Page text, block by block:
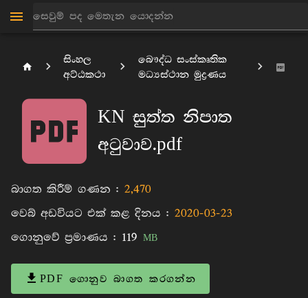
සිංහල
අට්ඨකථා
බෞද්ධ සංස්කෘතික
මධ්‍යස්ථාන මුද්‍රණය
KN සුත්ත නිපාත
අටුවාව.pdf
බාගත කිරීම් ගණන : 2,470
වෙබ් අඩවියට එක් කළ දිනය : 2020-03-23
ගොනුවේ ප්‍රමාණය : 119 MB
PDF ගොනුව බාගත කරගන්න